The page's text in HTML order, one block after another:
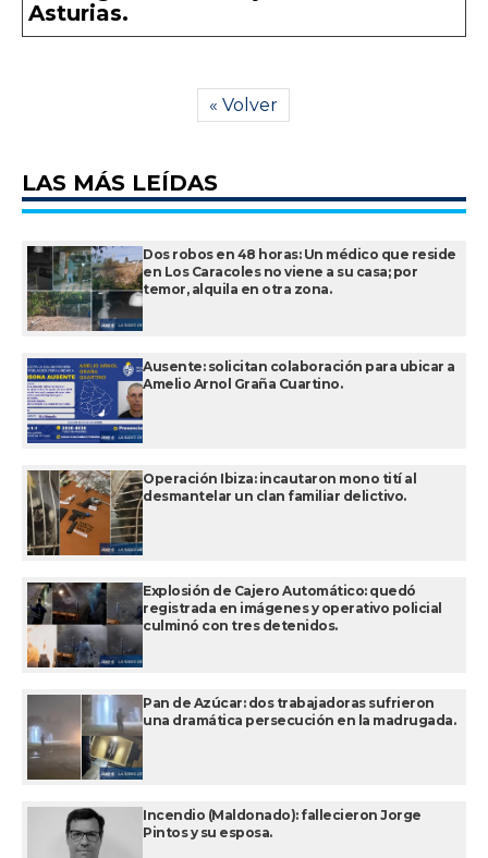
Asturias.
« Volver
LAS MÁS LEÍDAS
Dos robos en 48 horas: Un médico que reside
en Los Caracoles no viene a su casa; por
temor, alquila en otra zona.
Ausente: solicitan colaboración para ubicar a
Amelio Arnol Graña Cuartino.
Operación Ibiza: incautaron mono tití al
desmantelar un clan familiar delictivo.
Explosión de Cajero Automático: quedó
registrada en imágenes y operativo policial
culminó con tres detenidos.
Pan de Azúcar: dos trabajadoras sufrieron
una dramática persecución en la madrugada.
Incendio (Maldonado): fallecieron Jorge
Pintos y su esposa.